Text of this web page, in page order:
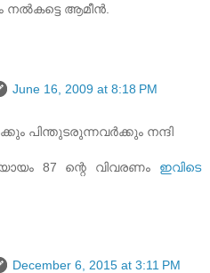
ആമീന്‍.
June 16, 2009 at 8:18 PM
പിന്തുടരുന്നവർക്കും നന്ദി
87 ന്റെ വിവരണം ഇവിടെ
December 6, 2015 at 3:11 PM